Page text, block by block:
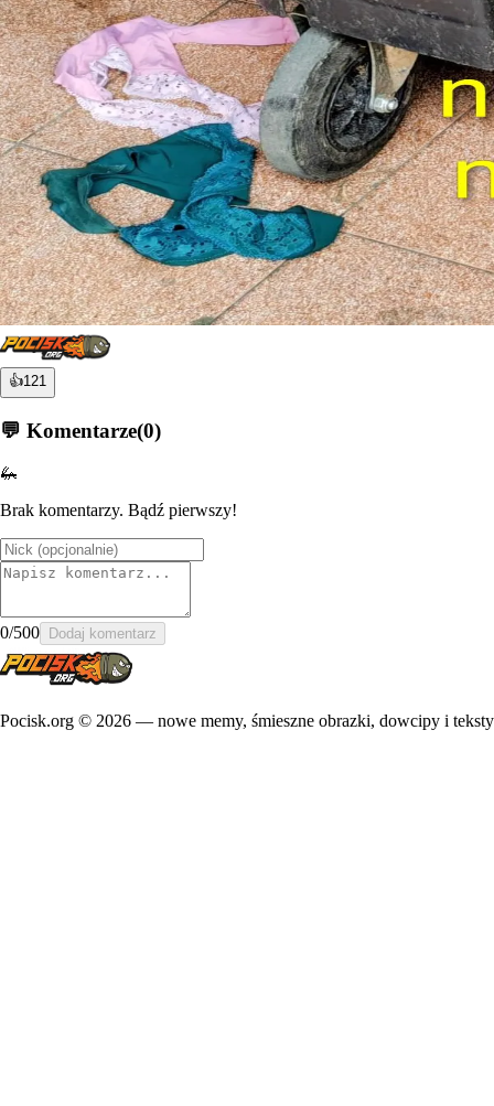
👍121
💬 Komentarze(0)
🦗
Brak komentarzy. Bądź pierwszy!
0/500 Dodaj komentarz
Pocisk.org © 2026 — nowe memy, śmieszne obrazki, dowcipy i teksty